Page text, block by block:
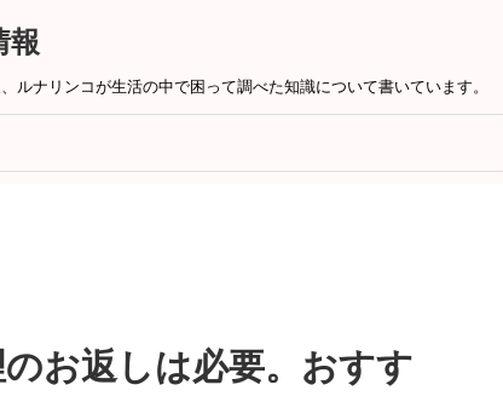
報
ルナリンコが生活の中で困って調べた知識について書いています。
お返しは必要。おすす